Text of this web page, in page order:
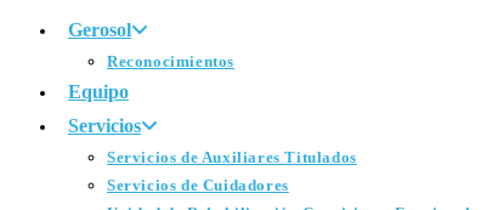
Gerosol
Reconocimientos
Equipo
Servicios
Servicios de Auxiliares Titulados
Servicios de Cuidadores